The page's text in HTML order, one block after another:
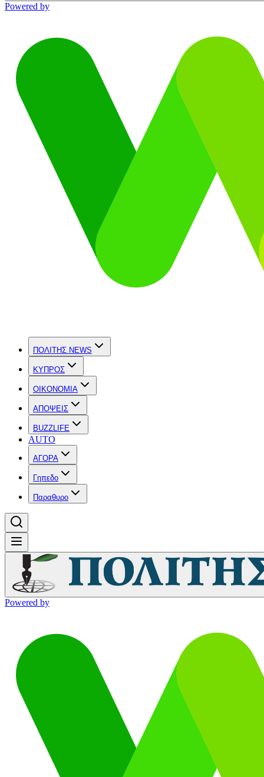
Powered by
ΠΟΛΙΤΗΣ NEWS
ΚΥΠΡΟΣ
OIKONOMIA
ΑΠΟΨΕΙΣ
BUZZLIFE
AUTO
ΑΓΟΡΑ
Γηπεδο
Παραθυρο
Powered by